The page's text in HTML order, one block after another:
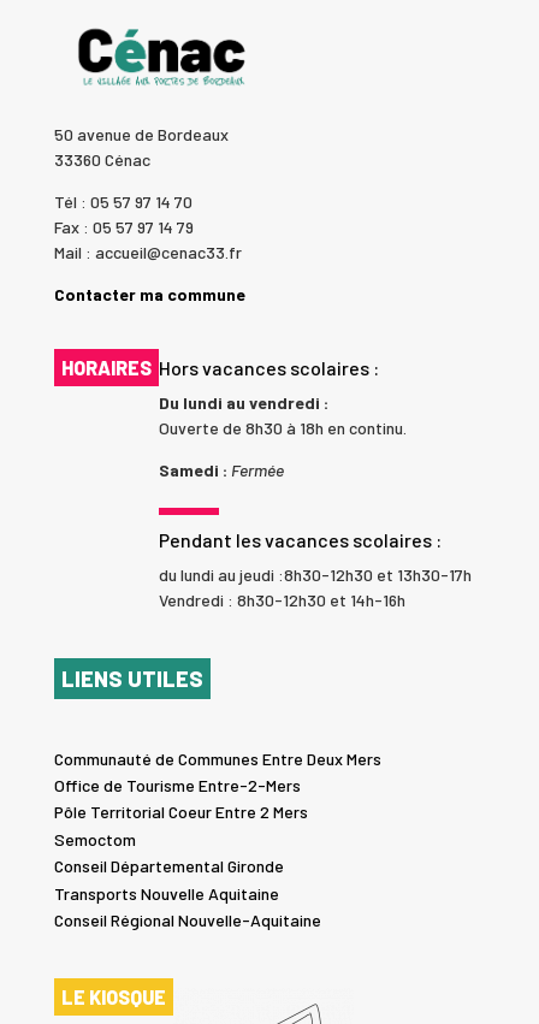
50 avenue de Bordeaux
33360 Cénac
Tél : 05 57 97 14 70
Fax : 05 57 97 14 79
Mail : accueil@cenac33.fr
Contacter ma commune
HORAIRES Hors vacances scolaires :
Du lundi au vendredi :
Ouverte de 8h30 à 18h en continu.
Samedi : Fermée
Pendant les vacances scolaires :
du lundi au jeudi :8h30-12h30 et 13h30-17h
Vendredi : 8h30-12h30 et 14h-16h
LIENS UTILES
Communauté de Communes Entre Deux Mers
Office de Tourisme Entre-2-Mers
Pôle Territorial Coeur Entre 2 Mers
Semoctom
Conseil Départemental Gironde
Transports Nouvelle Aquitaine
Conseil Régional Nouvelle-Aquitaine
LE KIOSQUE